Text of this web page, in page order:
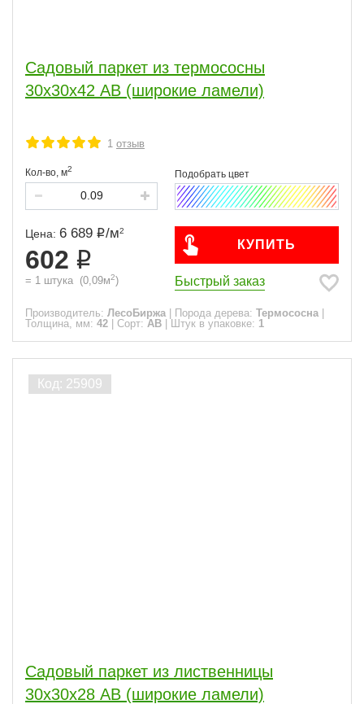
Садовый паркет из термососны
30х30х42 АВ (широкие ламели)
1 отзыв
Кол-во, м2
Цена: 6 689 /м2
602
= 1 штука (0,09м2)
КУПИТЬ
Быстрый заказ
Производитель: ЛесоБиржа Порода дерева: Термососна
Толщина, мм: 42 Сорт: АВ Штук в упаковке: 1
Садовый паркет из лиственницы
30х30х28 АВ (широкие ламели)